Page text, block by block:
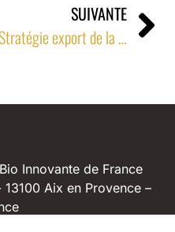
SUIVANTE
Stratégie export de la bio française
Innovante de France
Aix en Provence –